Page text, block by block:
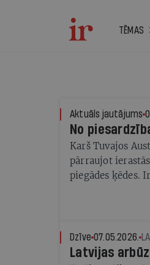
TĒMAS
Aktuāls jautājums
No
Karš Tuvajos
pārraujot
piegādes ķēdes.
Dzīve 07.05.2026.
Latvijas